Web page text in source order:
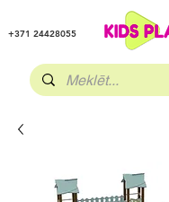
+371 24428055